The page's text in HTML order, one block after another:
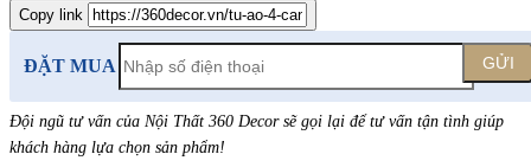
Copy link
ĐẶT MUA GỬI
Đội ngũ tư vấn của Nội Thất 360 Decor sẽ gọi lại để tư vấn tận tình giúp
khách hàng lựa chọn sản phẩm!